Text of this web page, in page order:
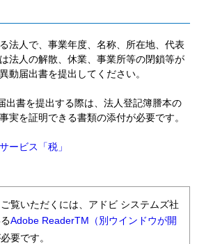
法人で、事業年度、名称、所在地、代表
法人の解散、休業、事業所等の閉鎖等が
動届出書を提出してください。
出書を提出する際は、法人登記簿謄本の
実を証明できる書類の添付が必要です。
ービス「税」
覧いただくには、アドビ システムズ社
Adobe ReaderTM（別ウインドウが開
要です。